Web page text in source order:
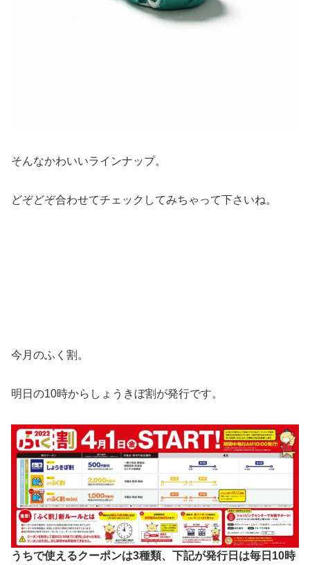
そんなかわいいラインナップ。
どぞどぞ合わせてチェックしてみちゃって下さいね。
今月のふく割。
明日の10時からしょうきぼ割が発行です。
うちで使えるクーポンは3種類、下記が発行日は毎日10時